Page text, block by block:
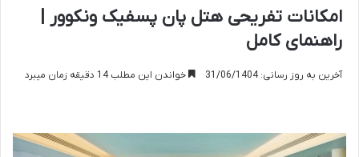
امکانات تفریحی هتل پان پسفیک ونکوور |
راهنمای کامل
آخرین به روز رسانی: 31/06/1404 خواندن این مطلب 14 دقیقه زمان میبرد